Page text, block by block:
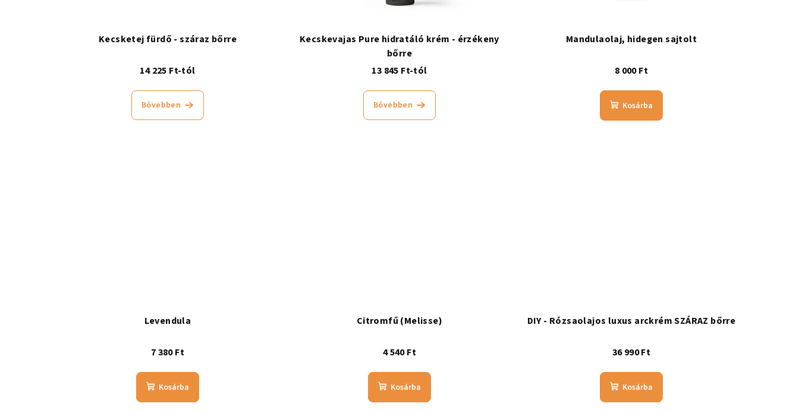
Kecsketej fürdő - száraz bőrre
14 225 Ft-tól
Bővebben
Kecskevajas Pure hidratáló krém - érzékeny
bőrre
13 845 Ft-tól
Bővebben
Mandulaolaj, hidegen sajtolt
8 000 Ft
Kosárba
Levendula
7 380 Ft
Kosárba
Citromfű (Melisse)
4 540 Ft
Kosárba
DIY - Rózsaolajos luxus arckrém SZÁRAZ bőrre
36 990 Ft
Kosárba